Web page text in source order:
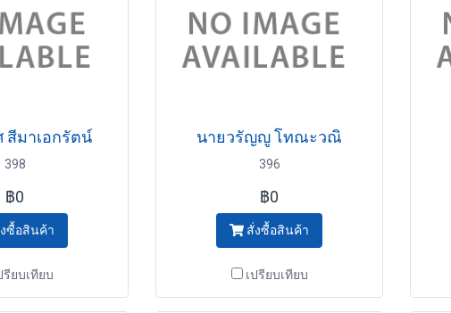
สีมาเอกรัตน์
398
฿0
ซื้อสินค้า
รียบเทียบ
นายวรัญญู โทณะวณิ
396
฿0
สั่งซื้อสินค้า
เปรียบเทียบ